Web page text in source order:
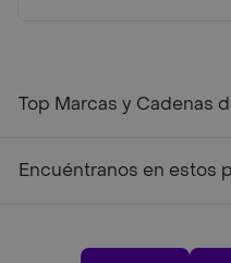
Top Marcas y Cadenas
Encuéntranos en estos